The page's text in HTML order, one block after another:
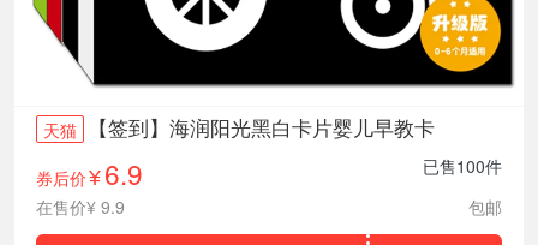
天猫 【签到】海润阳光黑白卡片婴儿早教卡
券后价¥ 6.9
已售100件
在售价¥ 9.9
包邮